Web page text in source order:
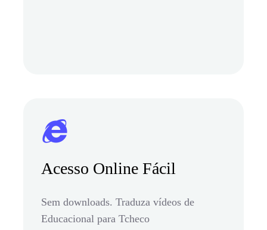
Acesso Online Fácil
Sem downloads. Traduza vídeos de
Educacional para Tcheco